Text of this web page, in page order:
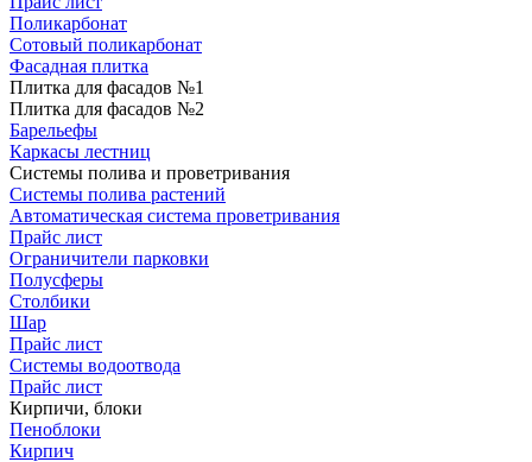
Поликарбонат
Сотовый поликарбонат
Фасадная плитка
Плитка для фасадов №1
Плитка для фасадов №2
Барельефы
Каркасы лестниц
Системы полива и проветривания
Системы полива растений
Автоматическая система проветривания
Прайс лист
Ограничители парковки
Полусферы
Столбики
Шар
Прайс лист
Системы водоотвода
Прайс лист
Кирпичи, блоки
Пеноблоки
Кирпич